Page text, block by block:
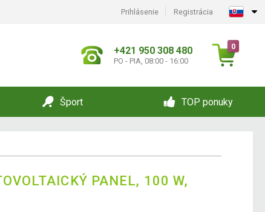
Prihlásenie Registrácia
+421 950 308 480
PO - PIA, 08:00 - 16:00
0
Šport TOP ponuky
PANEL, 100 W,